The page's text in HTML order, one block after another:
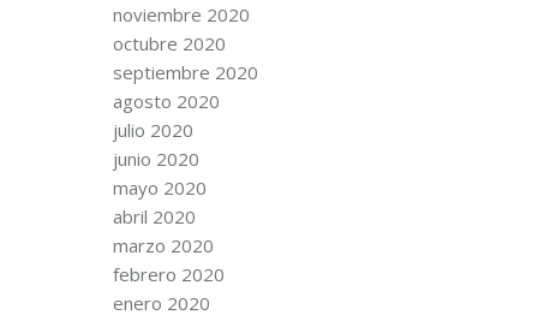
noviembre 2020
octubre 2020
septiembre 2020
agosto 2020
julio 2020
junio 2020
mayo 2020
abril 2020
marzo 2020
febrero 2020
enero 2020